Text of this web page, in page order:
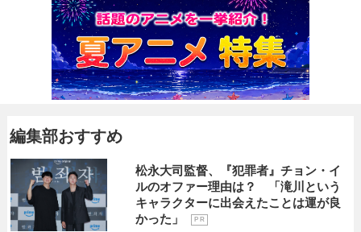
編集部おすすめ
松永大司監督、『犯罪者』チョン・イ
ルのオファー理由は？ 「滝川という
キャラクターに出会えたことは運が良
かった」
P R